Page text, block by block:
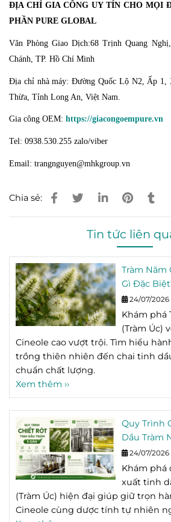
ĐỊA CHỈ GIA CÔNG UY TÍN CHO MỌI
PHẦN PURE GLOBAL
Văn Phòng Giao Dịch:68 Trịnh Quang
Chánh, TP. Hồ Chí Minh
Địa chỉ nhà máy: Đường Quốc Lộ N2, Ấp 1,
Thừa, Tỉnh Long An, Việt Nam.
Gia công OEM: https://giacongoempure.vn
Tel: 0938.530.255 zalo/viber
Email: trangnguyen@mhkgroup.vn
Chia sẻ:
Tin tức liên
Tràm Năm
Gì Đặc
Vùng
Dầu
24/07/2026
Khám phá
(Tràm Úc)
Cineole cao vượt trội. Tìm hiểu
trồng thiên nhiên đến chai tinh
chuẩn chất lượng.
Xem thêm ››
Quy Trình
Dầu Tràm
Giữ Trọn
24/07/2026
Khám
xuất tinh
(Tràm Úc) hiện đại giúp giữ trọn
Cineole cùng dược tính tự nhiên